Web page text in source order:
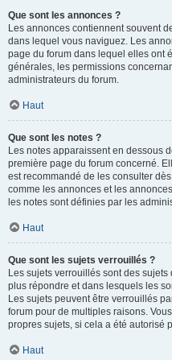
Que sont les annonces ?
Les annonces contiennent souvent
dans lequel vous naviguez. Les
page du forum dans lequel elles ont
générales, les permissions
administrateurs du forum.
Haut
Que sont les notes ?
Les notes apparaissent en dessous
première page du forum concerné.
est recommandé de les consulter
comme les annonces et les
les notes sont définies par les
Haut
Que sont les sujets verrouillés ?
Les sujets verrouillés sont des
plus répondre et dans lesquels les
Les sujets peuvent être verrouillés
forum pour de multiples raisons.
propres sujets, si cela a été autorisé
Haut